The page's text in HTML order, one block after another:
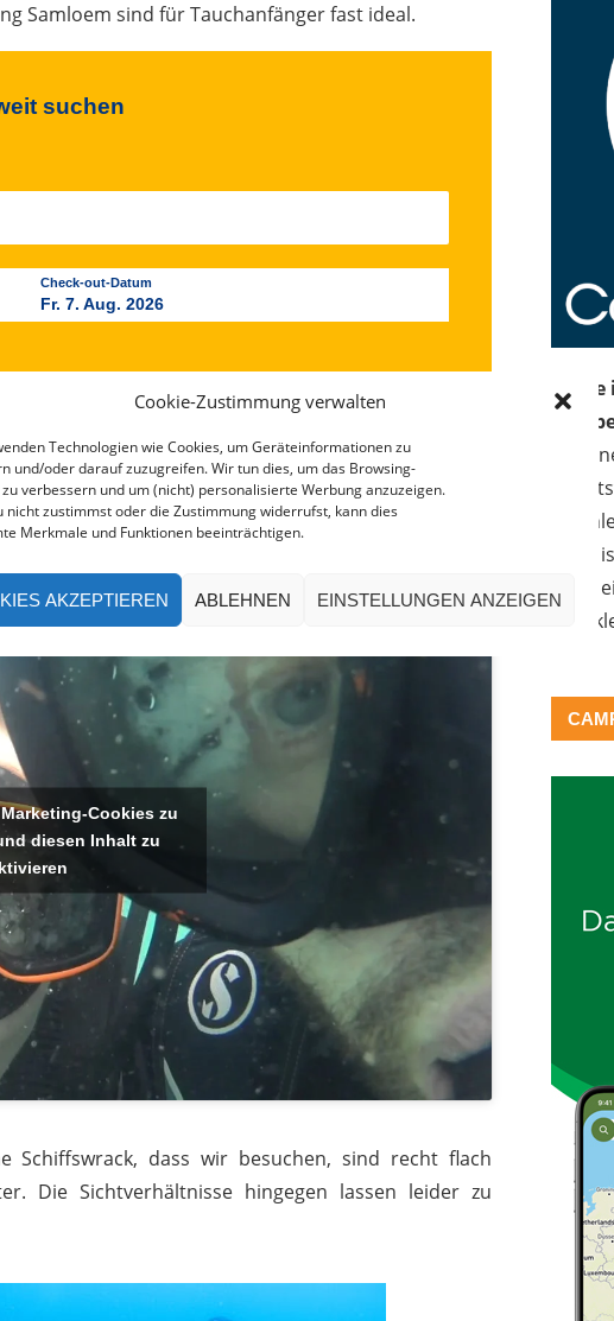
Cookie-Zustimmung verwalten
Technologien wie Cookies, um Geräteinformationen zu
und/oder darauf zuzugreifen. Wir tun dies, um das Browsing-
verbessern und um (nicht) personalisierte Werbung anzuzeigen.
nicht zustimmst oder die Zustimmung widerrufst, kann dies
Merkmale und Funktionen beeinträchtigen.
AKZEPTIEREN ABLEHNEN EINSTELLUNGEN ANZEIGEN
Samloem sind für Tauchanfänger fast ideal.
suchen
Check-out-Datum
Fr. 7. Aug. 2026
Cookies zu
diesen Inhalt zu
Schiffswrack, dass wir besuchen, sind recht flach
Die Sichtverhältnisse hingegen lassen leider zu
Bei
es zu
eine